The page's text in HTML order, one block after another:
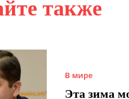
также
В мире
Эта зима